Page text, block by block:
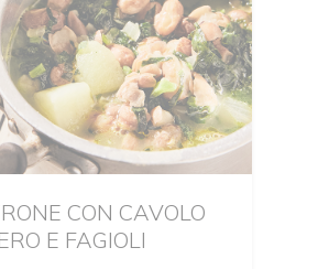
CON CAVOLO
E FAGIOLI